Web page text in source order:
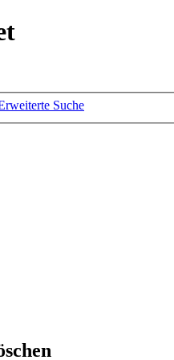
Suche